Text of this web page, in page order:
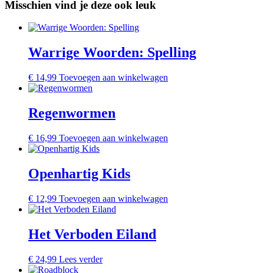
Misschien vind je deze ook leuk
Warrige Woorden: Spelling
€ 14,99 Toevoegen aan winkelwagen
Regenwormen
€ 16,99 Toevoegen aan winkelwagen
Openhartig Kids
€ 12,99 Toevoegen aan winkelwagen
Het Verboden Eiland
€ 24,99 Lees verder